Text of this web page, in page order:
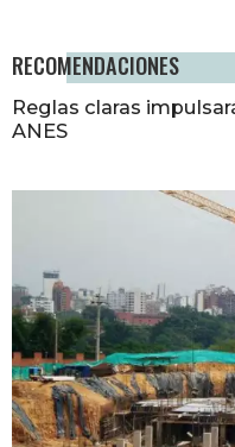
RECOMENDACIONES
Reglas claras
ANES